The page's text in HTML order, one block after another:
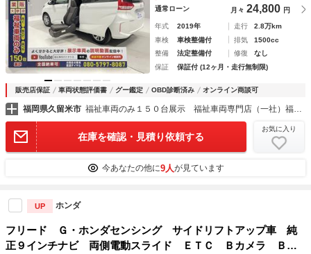
通常ローン 月々 24,800 円
年式 2019年 走行
2.8万km
車検
車検整備付 排気
1500cc
整備
法定整備付 修復
なし
保証
保証付 (12ヶ月・走行無制限)
販売店保証 車両状態評価書 グー鑑定 OBD診断済み オンライン商談可
福岡県久留米市 福祉車両のみ１５０台展示 福祉車両専門店（一社）福祉車両のたすかる
在庫を確認・見積り依頼する
お気に入り
今あなたの他に9人が見ています
UP ホンダ
フリード Ｇ・ホンダセンシング サイドリフトアップ車 純
正９インチナビ 両側電動スライド ＥＴＣ Ｂカメラ ＢＴ